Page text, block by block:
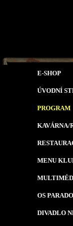
E-SHOP
ÚVODNÍ
PROGRAM
KAVÁRNA/
MENU
OS
DIVADLO